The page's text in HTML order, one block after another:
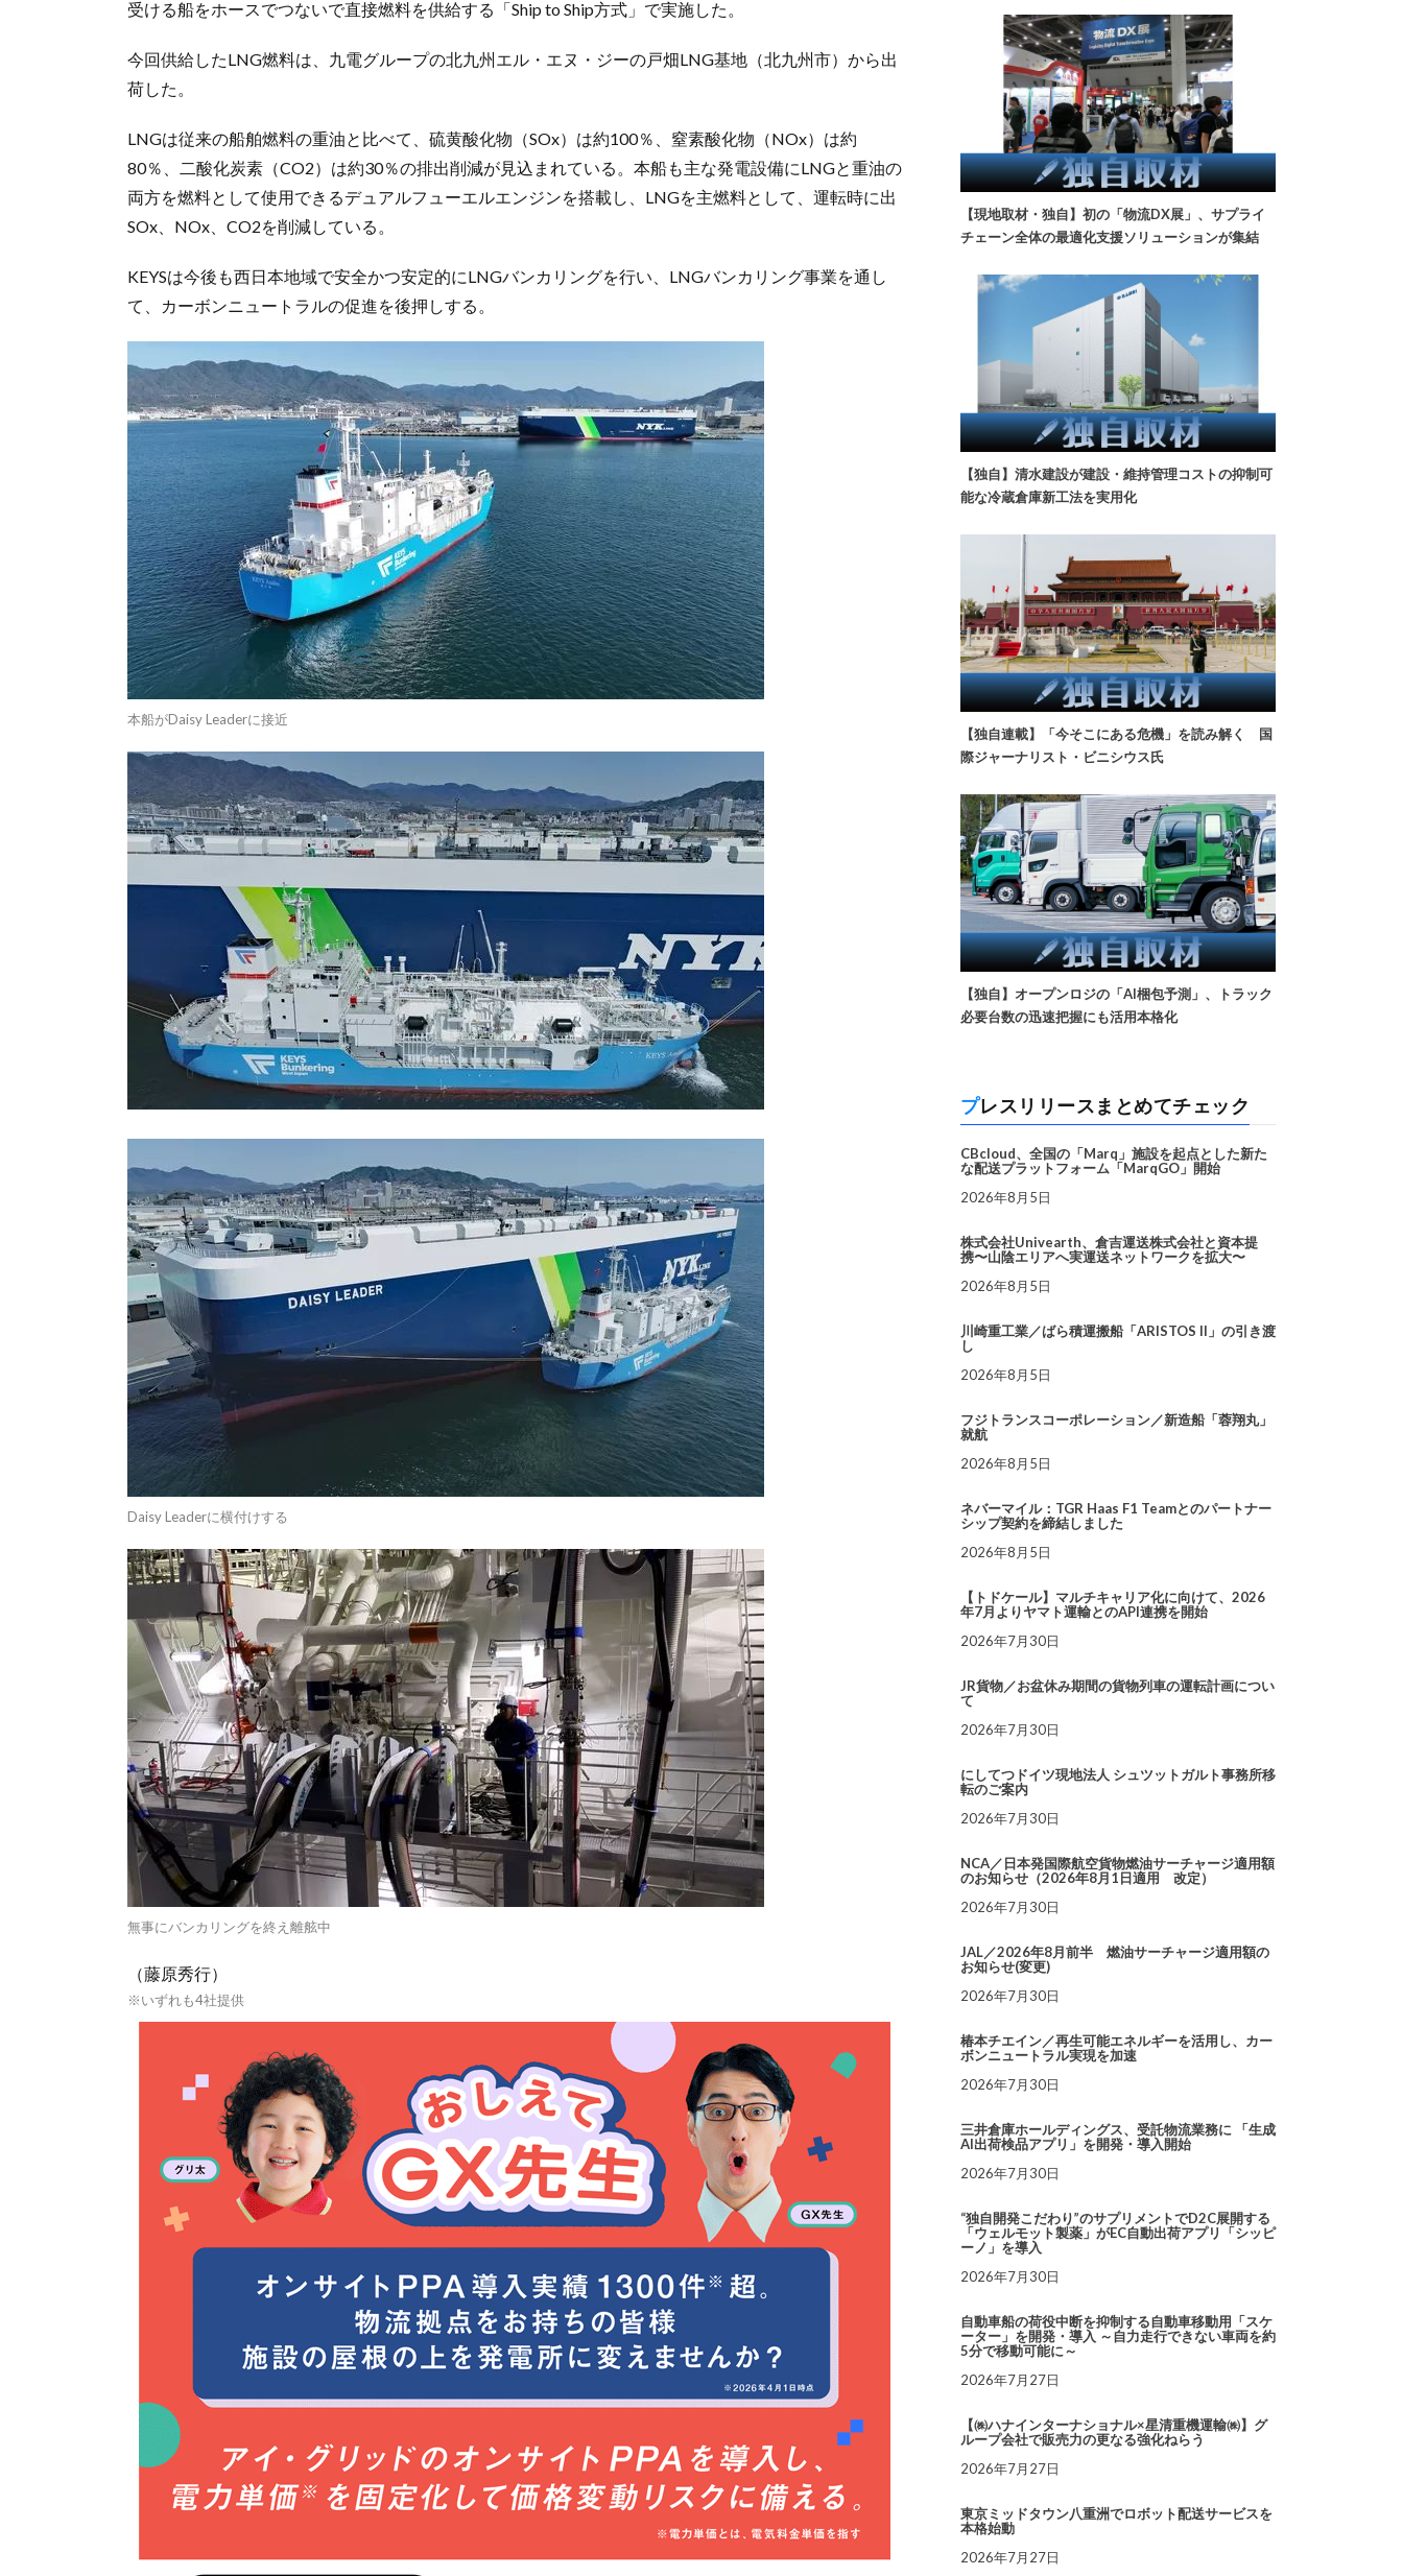
受ける船をホースでつないで直接燃料を供給する「Ship to Ship方式」で実施した。
今回供給したLNG燃料は、九電グループの北九州エル・エヌ・ジーの戸畑LNG基地（北九州市）から出
荷した。
LNGは従来の船舶燃料の重油と比べて、硫黄酸化物（SOx）は約100％、窒素酸化物（NOx）は約
80％、二酸化炭素（CO2）は約30％の排出削減が見込まれている。本船も主な発電設備にLNGと重油の
両方を燃料として使用できるデュアルフューエルエンジンを搭載し、LNGを主燃料として、運転時に出
SOx、NOx、CO2を削減している。
KEYSは今後も西日本地域で安全かつ安定的にLNGバンカリングを行い、LNGバンカリング事業を通し
て、カーボンニュートラルの促進を後押しする。
本船がDaisy Leaderに接近
Daisy Leaderに横付けする
無事にバンカリングを終え離舷中
（藤原秀行）
※いずれも4社提供
【現地取材・独自】初の「物流DX展」、サプライ
チェーン全体の最適化支援ソリューションが集結
【独自】清水建設が建設・維持管理コストの抑制可
能な冷蔵倉庫新工法を実用化
【独自連載】「今そこにある危機」を読み解く 国
際ジャーナリスト・ビニシウス氏
【独自】オープンロジの「AI梱包予測」、トラック
必要台数の迅速把握にも活用本格化
プレスリリースまとめてチェック
CBcloud、全国の「Marq」施設を起点とした新た
な配送プラットフォーム「MarqGO」開始
2026年8月5日
株式会社Univearth、倉吉運送株式会社と資本提
携〜山陰エリアへ実運送ネットワークを拡大〜
2026年8月5日
川崎重工業／ばら積運搬船「ARISTOS II」の引き渡
し
2026年8月5日
フジトランスコーポレーション／新造船「蓉翔丸」
就航
2026年8月5日
ネバーマイル：TGR Haas F1 Teamとのパートナー
シップ契約を締結しました
2026年8月5日
【トドケール】マルチキャリア化に向けて、2026
年7月よりヤマト運輸とのAPI連携を開始
2026年7月30日
JR貨物／お盆休み期間の貨物列車の運転計画につい
て
2026年7月30日
にしてつドイツ現地法人 シュツットガルト事務所移
転のご案内
2026年7月30日
NCA／日本発国際航空貨物燃油サーチャージ適用額
のお知らせ（2026年8月1日適用 改定）
2026年7月30日
JAL／2026年8月前半 燃油サーチャージ適用額の
お知らせ(変更)
2026年7月30日
椿本チエイン／再生可能エネルギーを活用し、カー
ボンニュートラル実現を加速
2026年7月30日
三井倉庫ホールディングス、受託物流業務に 「生成
AI出荷検品アプリ」を開発・導入開始
2026年7月30日
“独自開発こだわり”のサプリメントでD2C展開する
「ウェルモット製薬」がEC自動出荷アプリ「シッピ
ーノ」を導入
2026年7月30日
自動車船の荷役中断を抑制する自動車移動用「スケ
ーター」を開発・導入 ～自力走行できない車両を約
5分で移動可能に～
2026年7月27日
【㈱ハナインターナショナル×星清重機運輸㈱】グ
ループ会社で販売力の更なる強化ねらう
2026年7月27日
東京ミッドタウン八重洲でロボット配送サービスを
本格始動
2026年7月27日